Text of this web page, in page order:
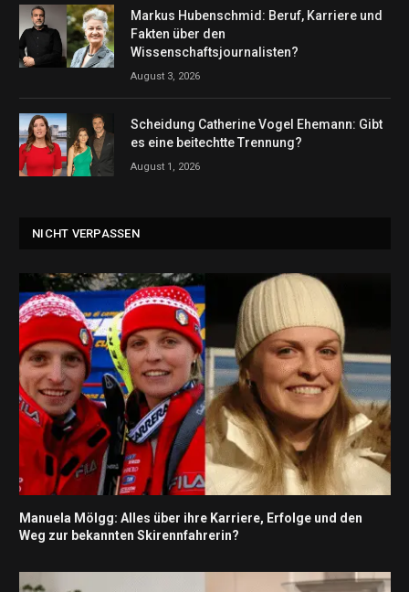
Markus Hubenschmid: Beruf, Karriere und
Fakten über den
Wissenschaftsjournalisten?
August 3, 2026
Scheidung Catherine Vogel Ehemann: Gibt
es eine beitechtte Trennung?
August 1, 2026
NICHT VERPASSEN
Manuela Mölgg: Alles über ihre Karriere, Erfolge und den
Weg zur bekannten Skirennfahrerin?